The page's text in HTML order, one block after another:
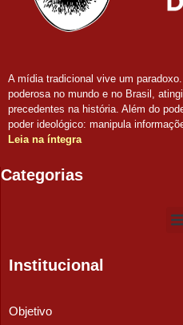
A mídia tradicional vive um
poderosa no mundo e no Brasil,
precedentes na história. Além do
poder ideológico: manipula
Leia na íntegra
Categorias
Institucional
Objetivo